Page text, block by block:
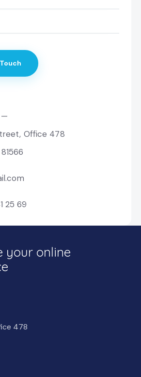
—
Office 478
25 69
your online
478